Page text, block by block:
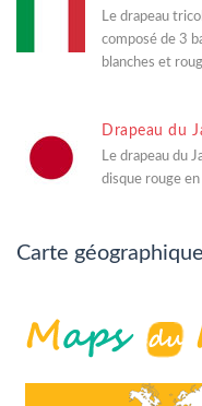
Le drapeau
composé de 3
blanches et
Drapeau du
Le drapeau du
disque rouge
Carte